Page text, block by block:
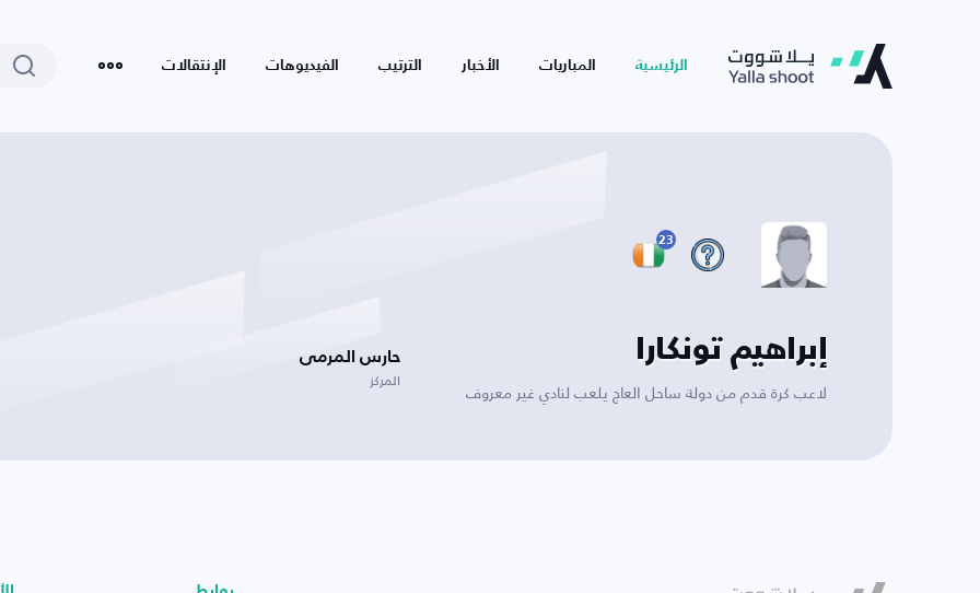
الرئيسية المباريات الأخبار الترتيب الفيديوهات الإنتقالات
23
إبراهيم تونكارا
لاعب كرة قدم من دولة ساحل العاج يلعب لنادي غير معروف
حارس المرمى
المركز